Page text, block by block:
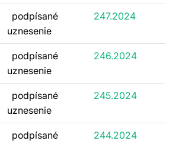
podpísané
uznesenie
247.2024
podpísané
uznesenie
246.2024
podpísané
uznesenie
245.2024
podpísané
244.2024